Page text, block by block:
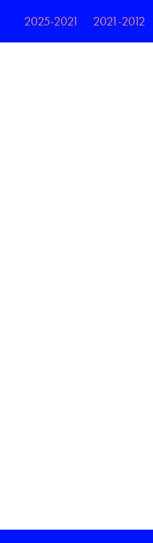
2025-2021 2021-2012